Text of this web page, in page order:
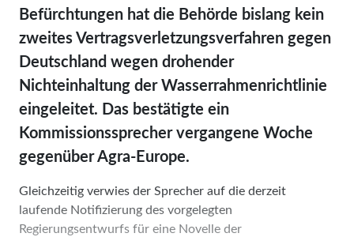
Befürchtungen hat die Behörde bislang kein
zweites Vertragsverletzungsverfahren gegen
Deutschland wegen drohender
Nichteinhaltung der Wasserrahmenrichtlinie
eingeleitet. Das bestätigte ein
Kommissionssprecher vergangene Woche
gegenüber Agra-Europe.
Gleichzeitig verwies der Sprecher auf die derzeit
laufende Notifizierung des vorgelegten
Regierungsentwurfs für eine Novelle der